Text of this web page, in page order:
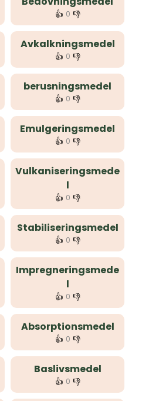
👍 0 👎
Avkalkningsmedel
👍 0 👎
berusningsmedel
👍 0 👎
Emulgeringsmedel
👍 0 👎
Vulkaniseringsmede
l
👍 0 👎
Stabiliseringsmedel
👍 0 👎
Impregneringsmede
l
👍 0 👎
Absorptionsmedel
👍 0 👎
Baslivsmedel
👍 0 👎